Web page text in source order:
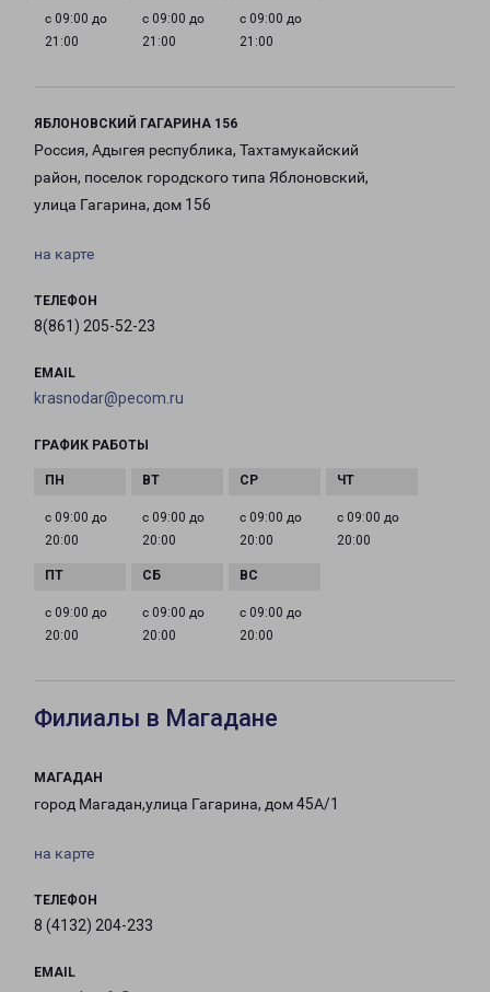
с 09:00 до
21:00
с 09:00 до
21:00
с 09:00 до
21:00
ЯБЛОНОВСКИЙ ГАГАРИНА 156
Россия, Адыгея республика, Тахтамукайский
район, поселок городского типа Яблоновский,
улица Гагарина, дом 156
на карте
ТЕЛЕФОН
8(861) 205-52-23
EMAIL
krasnodar@pecom.ru
ГРАФИК РАБОТЫ
с 09:00 до
20:00
с 09:00 до
20:00
с 09:00 до
20:00
с 09:00 до
20:00
с 09:00 до
20:00
с 09:00 до
20:00
с 09:00 до
20:00
Филиалы в Магадане
МАГАДАН
город Магадан,улица Гагарина, дом 45А/1
на карте
ТЕЛЕФОН
8 (4132) 204-233
EMAIL